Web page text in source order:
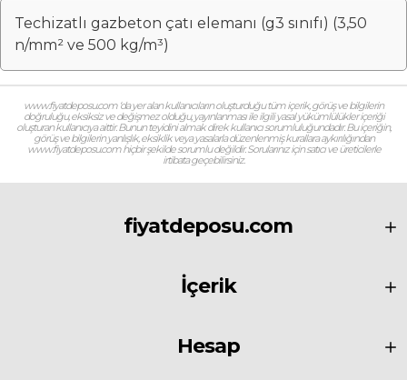
Techizatlı gazbeton çatı elemanı (g3 sınıfı) (3,50
n/mm² ve 500 kg/m³)
www.fiyatdeposu.com ‘da yer alan kullanıcıların oluşturduğu tüm içerik, görüş ve bilgilerin
doğruluğu, eksiksiz ve değişmez olduğu, yayınlanması ile ilgili yasal yükümlülükler içeriği
oluşturan kullanıcıya aittir. Bunun teyidini almak direk kullanıcı sorumluluğundadır. Bu içeriğin,
görüş ve bilgilerin yanlışlık, eksiklik veya yasalarla düzenlenmiş kurallara aykırılığından
www.fiyatdeposu.com hiçbir şekilde sorumlu değildir. Sorularınız için satıcı ve üreticilerle
irtibata geçebilirsiniz.
fiyatdeposu.com
İçerik
Hesap